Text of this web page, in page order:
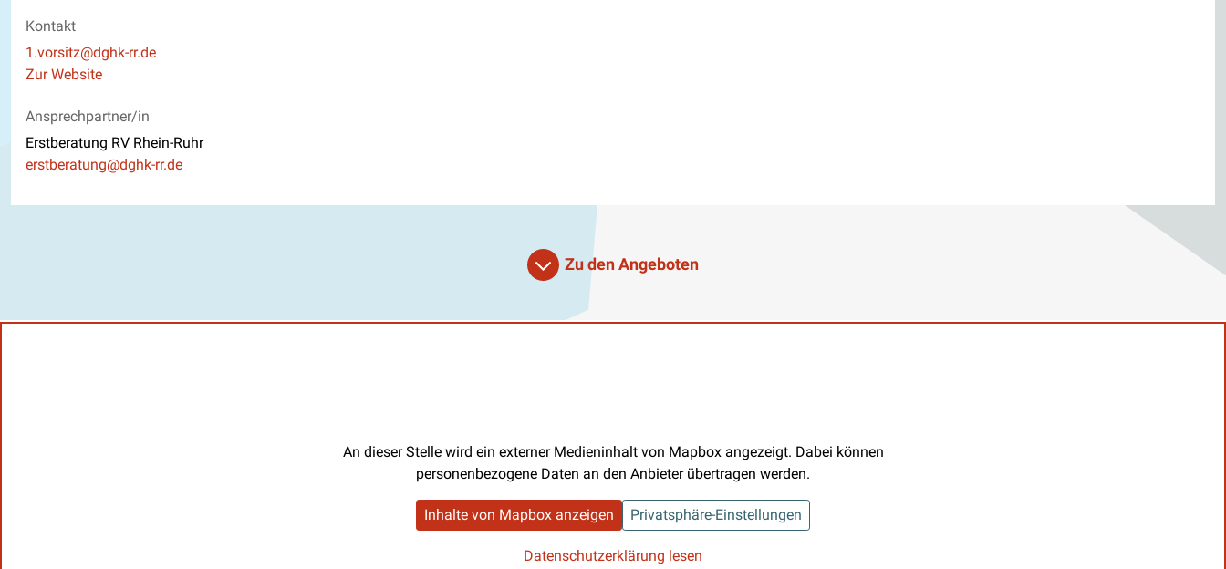
Kontakt
E-Mail
1.vorsitz@dghk-rr.de
Website
Zur Website
Ansprechpartner/in
Erstberatung RV Rhein-Ruhr
E-Mail
erstberatung@dghk-rr.de
Zu den Angeboten
An dieser Stelle wird ein externer Medieninhalt von Mapbox angezeigt. Dabei können
personenbezogene Daten an den Anbieter übertragen werden.
Inhalte von Mapbox anzeigen Privatsphäre-Einstellungen
Datenschutzerklärung lesen